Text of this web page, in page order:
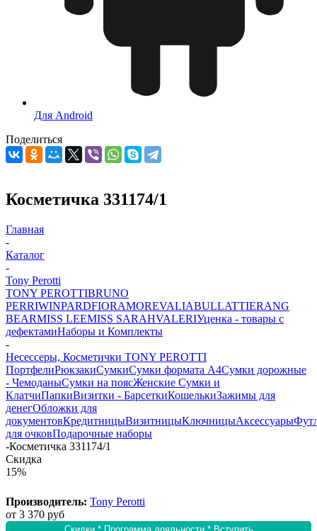
Для Android
Поделиться
Косметичка 331174/1
Главная
-
Каталог
-
Tony Perotti
TONY PEROTTIBRUNO
PERRIWINPARDFIORAMOREVALIABULLATTIERANG
BEARMISS LEEMISS SARAHVALERIУценка - товары с
дефектамиНаборы и Комплекты
-
Несессеры, Косметички TONY PEROTTI
ПортфелиРюкзакиСумкиСумки формата А4Сумки дорожные
- ЧемоданыСумки на поясЖенские Сумки и
КлатчиПапкиВизитки - БарсеткиКошелькиЗажимы для
денегОбложки для
документовКредитницыВизитницыКлючницыАксессуары
для очковПодарочные наборы
-Косметичка 331174/1
Скидка
15%
Производитель: Tony Perotti
от 3 370 руб